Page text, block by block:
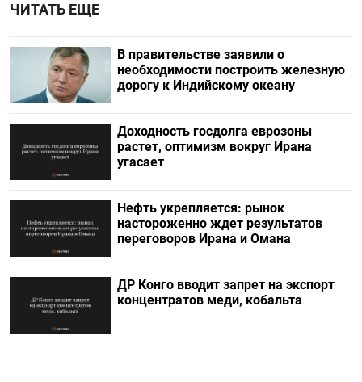
ЧИТАТЬ ЕЩЕ
В правительстве заявили о
необходимости построить железную
дорогу к Индийскому океану
Доходность госдолга еврозоны
растет, оптимизм вокруг Ирана
угасает
Нефть укрепляется: рынок
настороженно ждет результатов
переговоров Ирана и Омана
ДР Конго вводит запрет на экспорт
концентратов меди, кобальта